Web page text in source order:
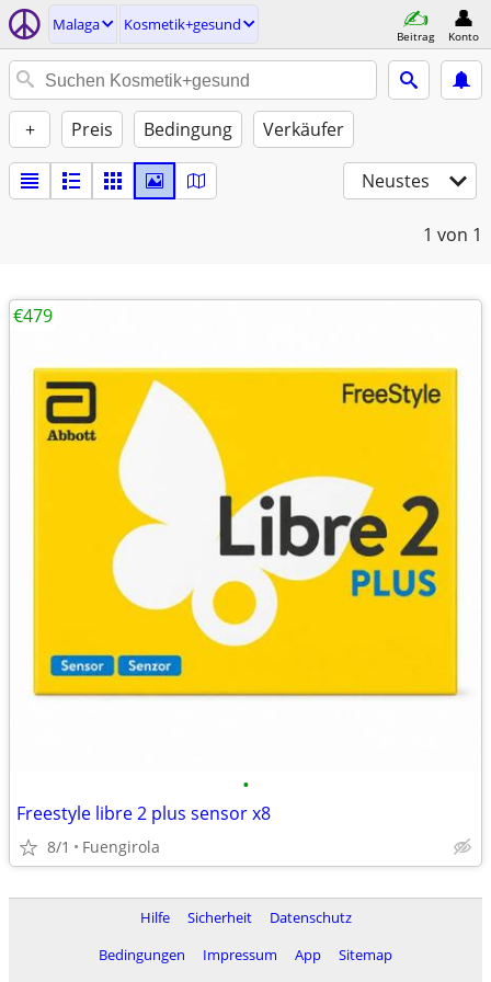
Malaga Kosmetik+gesund
Beitrag Konto
+ Preis Bedingung Verkäufer
Neustes
1 von 1
•
Freestyle libre 2 plus sensor x8
8/1 Fuengirola
€479
Hilfe Sicherheit
Datenschutz
Bedingungen
Impressum App
Sitemap